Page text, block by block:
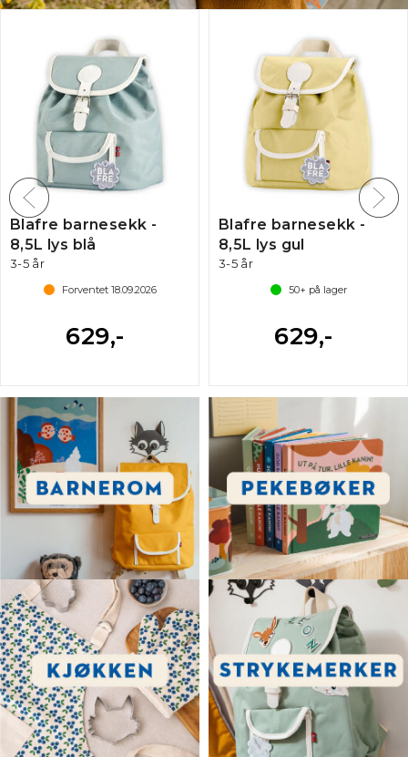
Blafre barnesekk -
8,5L lys blå
3-5 år
Forventet 18.09.2026
629,-
Blafre barnesekk -
8,5L lys gul
3-5 år
50+ på lager
629,-